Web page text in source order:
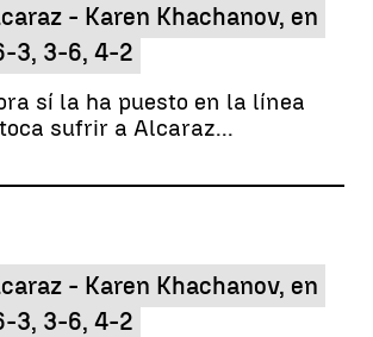
- Karen Khachanov, en
3, 3-6, 4-2
sí la ha puesto en la línea
sufrir a Alcaraz...
- Karen Khachanov, en
3, 3-6, 4-2